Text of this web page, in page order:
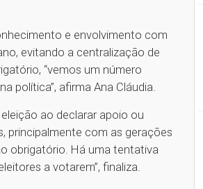
e envolvimento com
evitando a centralização de
“vemos um número
política”, afirma Ana Cláudia.
ao declarar apoio ou
principalmente com as gerações
obrigatório. Há uma tentativa
a votarem”, finaliza.